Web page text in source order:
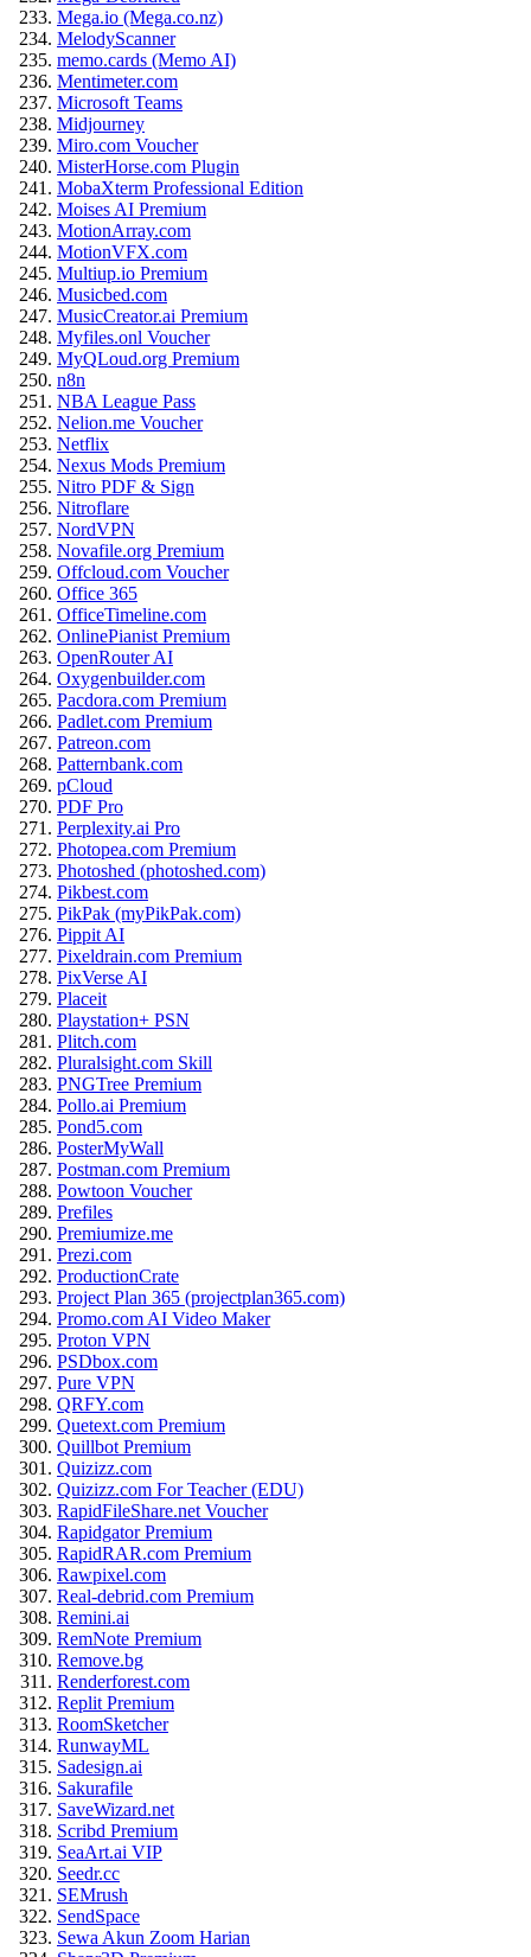
Mega.io (Mega.co.nz)
MelodyScanner
memo.cards (Memo AI)
Mentimeter.com
Microsoft Teams
Midjourney
Miro.com Voucher
MisterHorse.com Plugin
MobaXterm Professional Edition
Moises AI Premium
MotionArray.com
MotionVFX.com
Multiup.io Premium
Musicbed.com
MusicCreator.ai Premium
Myfiles.onl Voucher
MyQLoud.org Premium
n8n
NBA League Pass
Nelion.me Voucher
Netflix
Nexus Mods Premium
Nitro PDF & Sign
Nitroflare
NordVPN
Novafile.org Premium
Offcloud.com Voucher
Office 365
OfficeTimeline.com
OnlinePianist Premium
OpenRouter AI
Oxygenbuilder.com
Pacdora.com Premium
Padlet.com Premium
Patreon.com
Patternbank.com
pCloud
PDF Pro
Perplexity.ai Pro
Photopea.com Premium
Photoshed (photoshed.com)
Pikbest.com
PikPak (myPikPak.com)
Pippit AI
Pixeldrain.com Premium
PixVerse AI
Placeit
Playstation+ PSN
Plitch.com
Pluralsight.com Skill
PNGTree Premium
Pollo.ai Premium
Pond5.com
PosterMyWall
Postman.com Premium
Powtoon Voucher
Prefiles
Premiumize.me
Prezi.com
ProductionCrate
Project Plan 365 (projectplan365.com)
Promo.com AI Video Maker
Proton VPN
PSDbox.com
Pure VPN
QRFY.com
Quetext.com Premium
Quillbot Premium
Quizizz.com
Quizizz.com For Teacher (EDU)
RapidFileShare.net Voucher
Rapidgator Premium
RapidRAR.com Premium
Rawpixel.com
Real-debrid.com Premium
Remini.ai
RemNote Premium
Remove.bg
Renderforest.com
Replit Premium
RoomSketcher
RunwayML
Sadesign.ai
Sakurafile
SaveWizard.net
Scribd Premium
SeaArt.ai VIP
Seedr.cc
SEMrush
SendSpace
Sewa Akun Zoom Harian